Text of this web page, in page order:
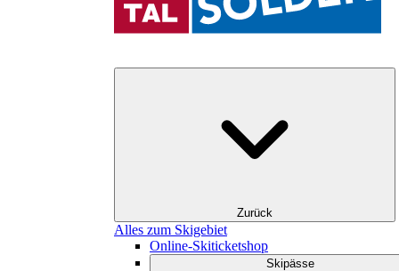
Zurück
Alles zum Skigebiet
Online-Skiticketshop
Skipässe